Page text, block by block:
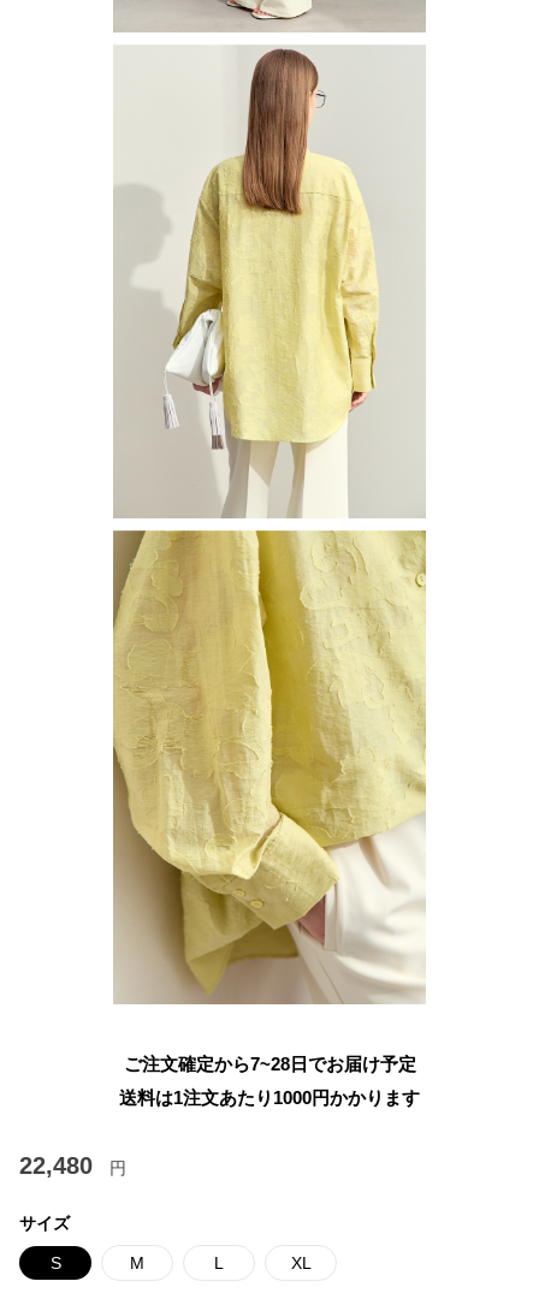
ご注文確定から7~28日でお届け予定
送料は1注文あたり 1000円かかります
22,480 円
サイズ
S M L XL